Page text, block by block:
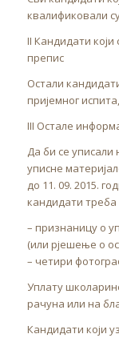
квалификовали
II Кандидати
препис
Остали
пријемног
III Остале
Да би се уписали
уписне
до 11. 09. 2015.
кандидати треба
– признаницу о
(или рјешење о
– четири
Уплату
рачуна или на
Кандидати који